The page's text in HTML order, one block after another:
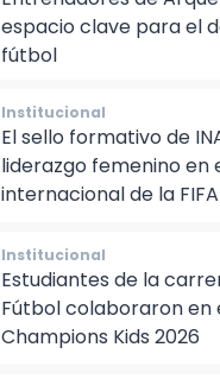
Entrenadores de
espacio clave para el
Institucional
El sello formativo de
liderazgo femenino en
Institucional
Estudiantes de la
Fútbol colaboraron en
Champions Kids 2026